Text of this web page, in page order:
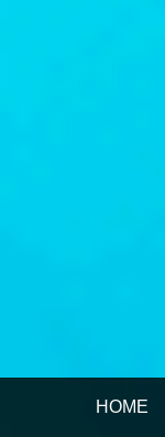
HOME